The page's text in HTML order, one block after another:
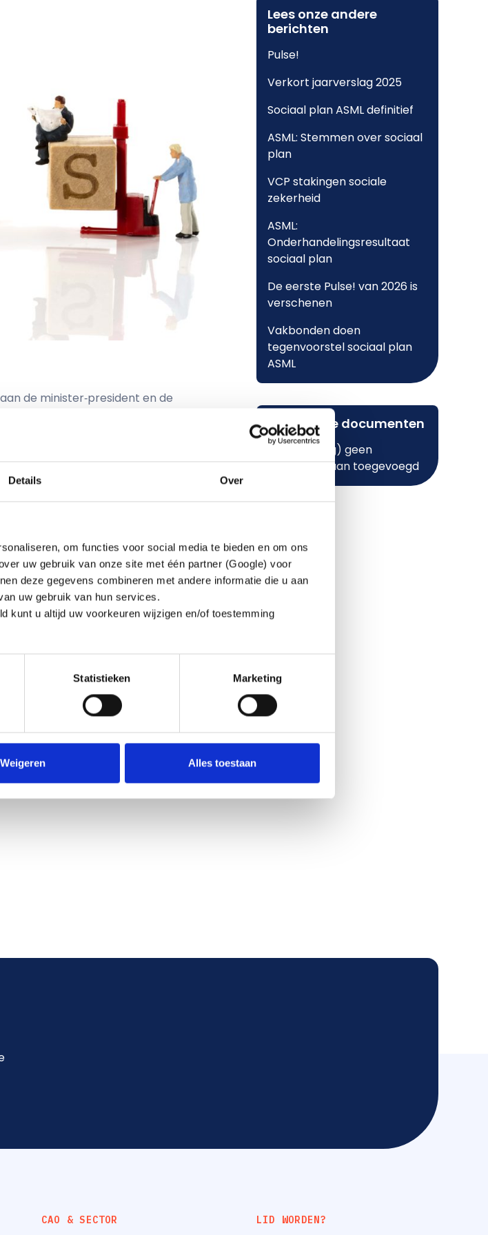
Details Over
om functies voor social media te bieden en om ons
uw gebruik van onze site met één partner (Google) voor
deze gegevens combineren met andere informatie die u aan
uw gebruik van hun services.
kunt u altijd uw voorkeuren wijzigen en/of toestemming
Statistieken Marketing
Weigeren Alles toestaan
de minister‑president en de
VHP2 dit ultimatum van harte.
en het maximum dagloon te
niet naar tevredenheid van
Vanuit de VCP, FNV en CNV zijn de
achterban heeft laten weten dat
communiceren met de kaderleden
bij. Er zijn door VHP2 dan ook geen
kan daarom alleen in de eigen tijd
inzichtelijk maken. Meld je
willen doen.
Lees onze andere
berichten
Pulse!
Verkort jaarverslag 2025
Sociaal plan ASML definitief
ASML: Stemmen over sociaal
plan
VCP stakingen sociale
zekerheid
ASML:
Onderhandelingsresultaat
sociaal plan
De eerste Pulse! van 2026 is
verschenen
Vakbonden doen
tegenvoorstel sociaal plan
ASML
Belangrijke documenten
Hier zijn (nog) geen
bestanden aan toegevoegd
CAO & SECTOR LID WORDEN?